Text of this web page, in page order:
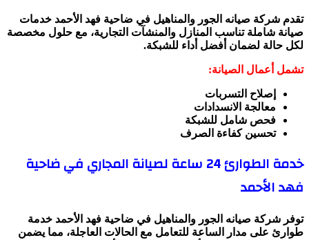
تقدم شركة صيانه الجور والمناهيل في ضاحية فهد الأحمد خدمات
صيانة شاملة تناسب المنازل والمنشآت التجارية، مع حلول مخصصة
لكل حالة لضمان أفضل أداء للشبكة.
تشمل أعمال الصيانة:
إصلاح التسربات
معالجة الانسدادات
فحص شامل للشبكة
تحسين كفاءة الصرف
خدمة الطوارئ 24 ساعة لصيانة المجاري في ضاحية
فهد الأحمد
توفر شركة صيانه الجور والمناهيل في ضاحية فهد الأحمد خدمة
طوارئ على مدار الساعة للتعامل مع الحالات العاجلة، مما يضمن